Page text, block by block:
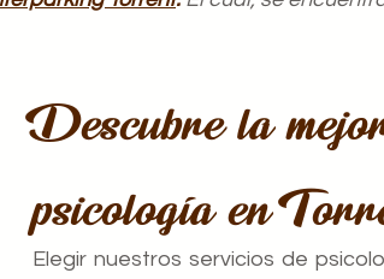
Descubre la
psicología en
Elegir nuestros servicios de